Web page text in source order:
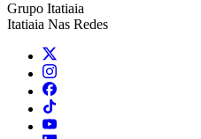
Grupo Itatiaia
Itatiaia Nas Redes